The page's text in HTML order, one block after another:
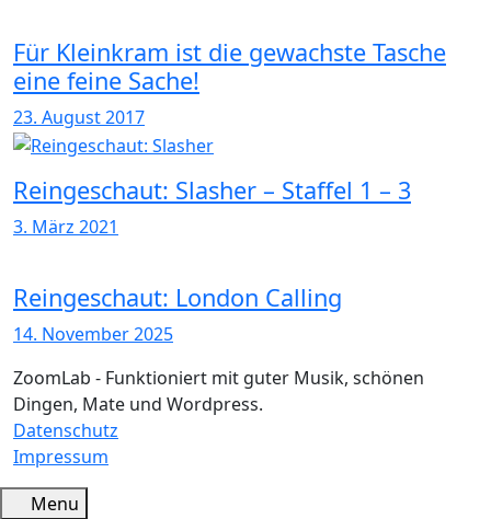
Für Kleinkram ist die gewachste Tasche
eine feine Sache!
23. August 2017
Reingeschaut: Slasher – Staffel 1 – 3
3. März 2021
Reingeschaut: London Calling
14. November 2025
ZoomLab - Funktioniert mit guter Musik, schönen
Dingen, Mate und Wordpress.
Datenschutz
Impressum
Menu